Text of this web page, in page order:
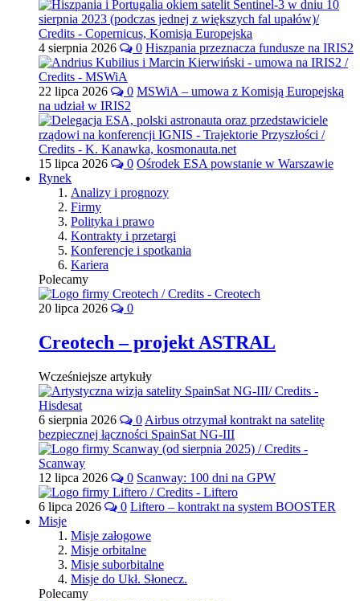
4 sierpnia 2026 0 Hiszpania przeznacza fundusze na IRIS2
22 lipca 2026 0 MSWiA – umowa z Komisją Europejską
na udział w IRIS2
15 lipca 2026 0 Ośrodek ESA powstanie w Warszawie
Rynek
Analizy i prognozy
Firmy
Polityka i prawo
Kontrakty i przetargi
Konferencje i spotkania
Kariera
Polecamy
20 lipca 2026 0
Creotech – projekt ASTRAL
Wcześniejsze artykuły
6 sierpnia 2026 0 Airbus otrzymał kontrakt na satelitę
bezpiecznej łączności SpainSat NG-III
12 lipca 2026 0 Scanway: 100 dni na GPW
6 lipca 2026 0 Liftero – kontrakt na system BOOSTER
Misje
Misje załogowe
Misje orbitalne
Misje suborbitalne
Misje do Ukł. Słonecz.
Polecamy